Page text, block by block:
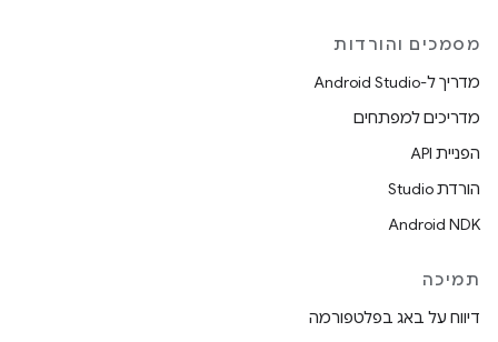
מסמכים והורדות
מדריך ל-Android Studio
מדריכים למפתחים
הפניית API
הורדת Studio
Android NDK
תמיכה
דיווח על באג בפלטפורמה